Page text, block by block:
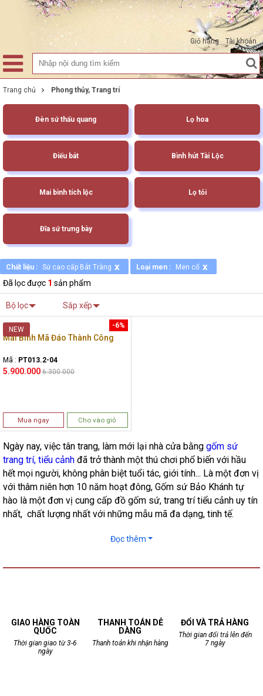
Tài khoản
Giỏ hàng
0
Trang chủ Phong thủy, Trang trí
Đèn sứ thấu quang Lọ hoa
Điếu bát Bình hút Tài Lộc
Mai bình tích lộc Lọ tỏi
Đĩa sứ trưng bày
Chất liệu : Sứ cao cấp Bát Tràng x Loại men : Men cổ x
Đã lọc được 1 sản phẩm
Bộ lọc Sắp xếp
Mai Bình Mã Đáo Thành Công
Mã : PT013.2-04
5.900.000
-6%
6.300.000
NEW
Mua ngay Cho vào giỏ
Ngày nay, việc tân trang, làm mới lại nhà cửa bằng gốm sứ
trang trí, tiểu cảnh đã trở thành một thú chơi phổ biến với hầu
hết mọi người, không phân biệt tuổi tác, giới tính... Là một đơn vị
với thâm niên hơn 10 năm hoạt đông, Gốm sứ Bảo Khánh tự
hào là một đơn vị cung cấp đồ gốm sứ, trang trí tiểu cảnh uy tín
nhất, chất lượng nhất với những mẫu mã đa dạng, tinh tế.
Đọc thêm
GIAO HÀNG TOÀN
QUỐC
Thời gian giao từ 3-6
ngày
THANH TOÁN DỄ
DÀNG
Thanh toán khi nhận hàng
ĐỔI VÀ TRẢ HÀNG
Thời gian đổi trả lên đến
7 ngày